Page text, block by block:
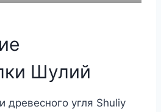
Шулий
угля Shuliy